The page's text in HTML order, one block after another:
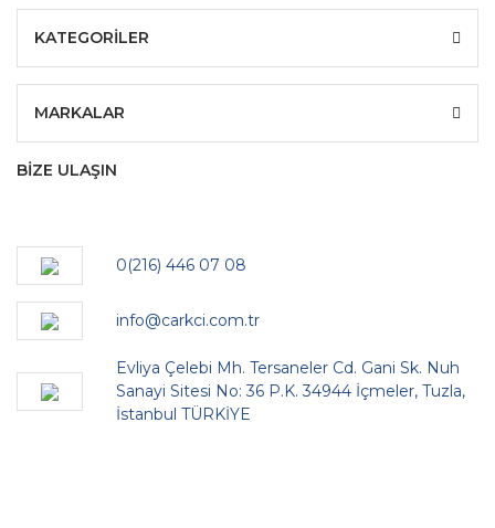
KATEGORİLER
MARKALAR
BİZE ULAŞIN
0(216) 446 07 08
info@carkci.com.tr
Evliya Çelebi Mh. Tersaneler Cd. Gani Sk. Nuh
Sanayi Sitesi No: 36 P.K. 34944 İçmeler, Tuzla,
İstanbul TÜRKİYE